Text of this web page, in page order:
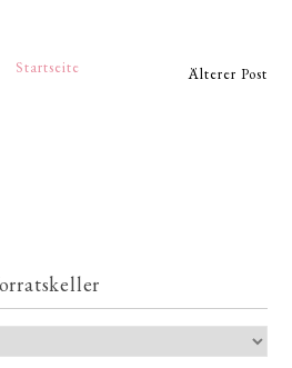
Älterer Post
Startseite